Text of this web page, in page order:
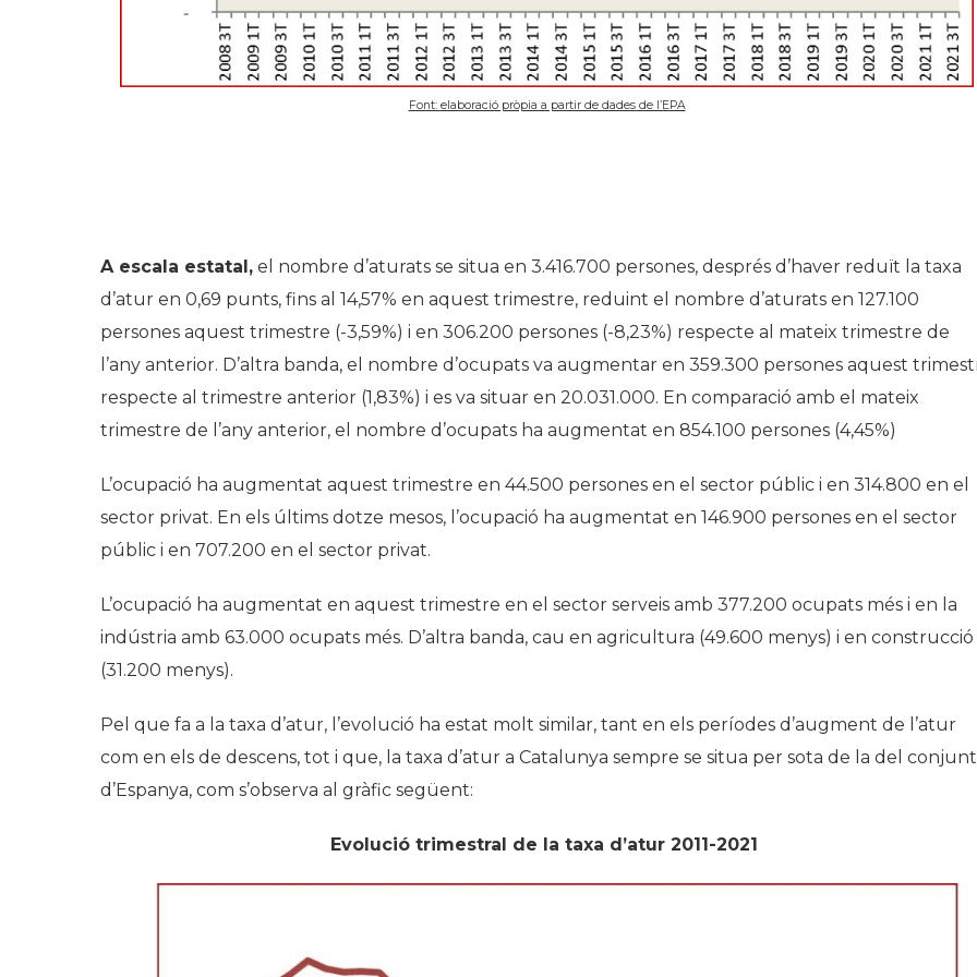
Font: elaboració pròpia a partir de dades de l’EPA
A escala estatal, el nombre d’aturats se situa en 3.416.700 persones, després d’haver reduït la taxa
d’atur en 0,69 punts, fins al 14,57% en aquest trimestre, reduint el nombre d’aturats en 127.100
persones aquest trimestre (-3,59%) i en 306.200 persones (-8,23%) respecte al mateix trimestre de
l’any anterior. D’altra banda, el nombre d’ocupats va augmentar en 359.300 persones aquest
respecte al trimestre anterior (1,83%) i es va situar en 20.031.000. En comparació amb el mateix
trimestre de l’any anterior, el nombre d’ocupats ha augmentat en 854.100 persones (4,45%)
L’ocupació ha augmentat aquest trimestre en 44.500 persones en el sector públic i en 314.800 en el
sector privat. En els últims dotze mesos, l’ocupació ha augmentat en 146.900 persones en el sector
públic i en 707.200 en el sector privat.
L’ocupació ha augmentat en aquest trimestre en el sector serveis amb 377.200 ocupats més i en la
indústria amb 63.000 ocupats més. D’altra banda, cau en agricultura (49.600 menys) i en construcció
(31.200 menys).
Pel que fa a la taxa d’atur, l’evolució ha estat molt similar, tant en els períodes d’augment de l’atur
com en els de descens, tot i que, la taxa d’atur a Catalunya sempre se situa per sota de la del conjunt
d’Espanya, com s’observa al gràfic següent:
Evolució trimestral de la taxa d’atur 2011-2021